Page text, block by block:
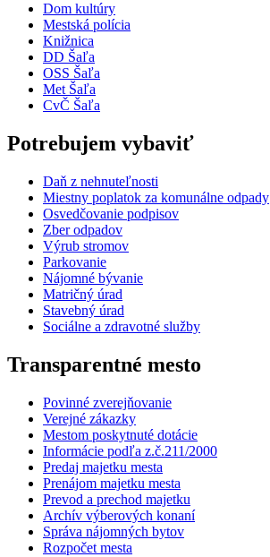
Dom kultúry
Mestská polícia
Knižnica
DD Šaľa
OSS Šaľa
Met Šaľa
CvČ Šaľa
Potrebujem vybaviť
Daň z nehnuteľnosti
Miestny poplatok za komunálne odpady
Osvedčovanie podpisov
Zber odpadov
Výrub stromov
Parkovanie
Nájomné bývanie
Matričný úrad
Stavebný úrad
Sociálne a zdravotné služby
Transparentné mesto
Povinné zverejňovanie
Verejné zákazky
Mestom poskytnuté dotácie
Informácie podľa z.č.211/2000
Predaj majetku mesta
Prenájom majetku mesta
Prevod a prechod majetku
Archív výberových konaní
Správa nájomných bytov
Rozpočet mesta